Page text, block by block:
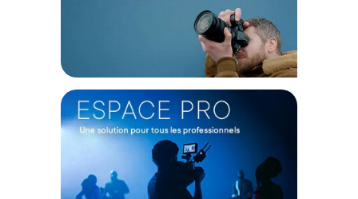
1x Objectif photo Polar Pro LightLeak 28mm (The One)
monture Canon RF
Offre valable jusqu'au 08-08-2026 inclus.
Code EAN Polar Pro Objectif Light Leak (The One) 28 mm - f11 -
Monture Canon RF - Objectif photo focale fixe :
810148700980
Garantie 2 ans